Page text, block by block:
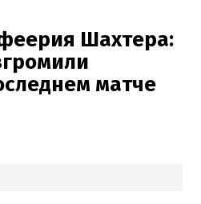
Шахтера:
матче